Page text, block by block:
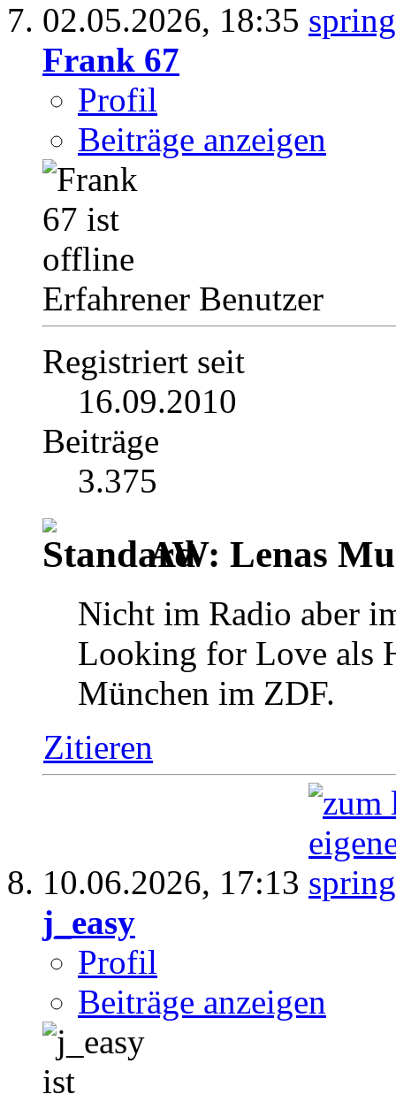
02.05.2026, 18:35
Frank 67
Profil
Beiträge anzeigen
Erfahrener Benutzer
Registriert seit
16.09.2010
Beiträge
3.375
AW: Lenas
Nicht im Radio aber
Looking for Love als
München im ZDF.
Zitieren
10.06.2026, 17:13
j_easy
Profil
Beiträge anzeigen